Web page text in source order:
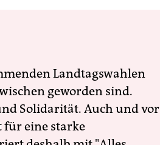
Landtagswahlen
geworden sind.
Solidarität. Auch und vor
für eine starke